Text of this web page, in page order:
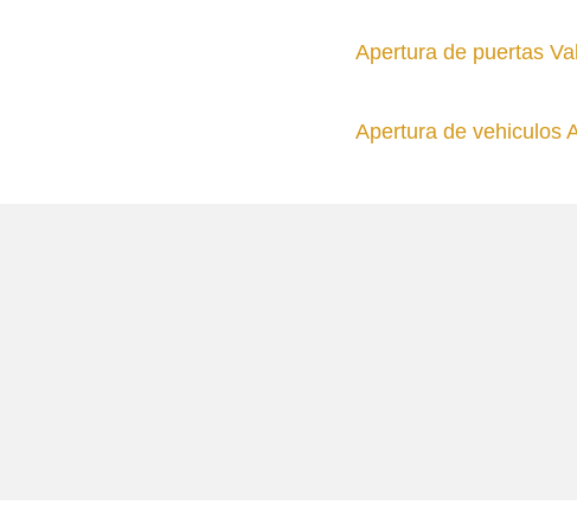
Apertura de puertas
Apertura de vehiculos